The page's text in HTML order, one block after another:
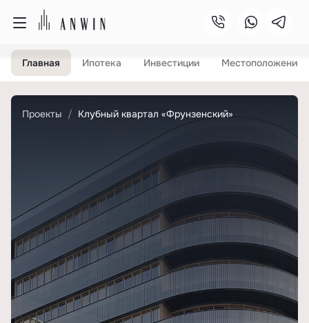
Главная Ипотека Инвестиции Местоположение
Проекты Клубный квартал «Фрунзенский»